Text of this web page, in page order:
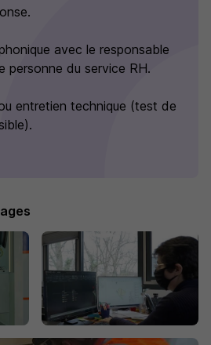
avec le responsable
personne du service RH.
entretien technique (test de